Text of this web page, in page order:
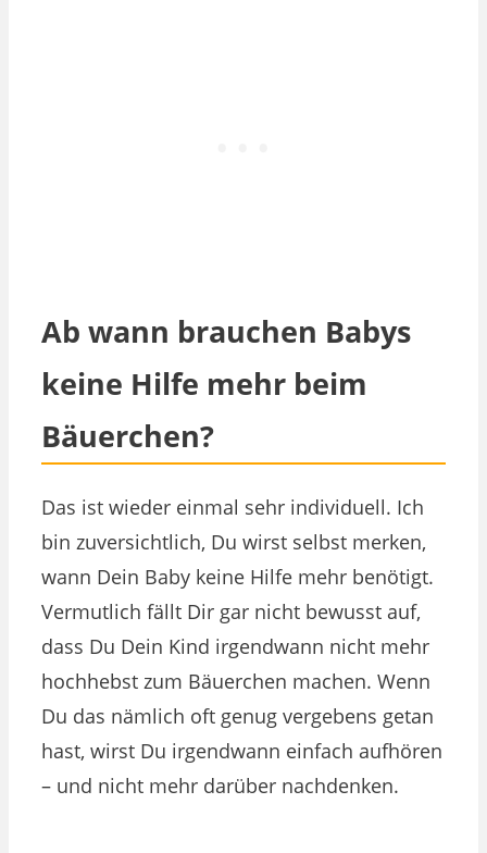
Ab wann brauchen Babys
keine Hilfe mehr beim
Bäuerchen?
Das ist wieder einmal sehr individuell. Ich
bin zuversichtlich, Du wirst selbst merken,
wann Dein Baby keine Hilfe mehr benötigt.
Vermutlich fällt Dir gar nicht bewusst auf,
dass Du Dein Kind irgendwann nicht mehr
hochhebst zum Bäuerchen machen. Wenn
Du das nämlich oft genug vergebens getan
hast, wirst Du irgendwann einfach aufhören
– und nicht mehr darüber nachdenken.